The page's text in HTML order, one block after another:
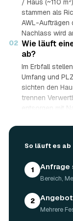
/ Haus (~110
stammen als
AWL-Aufträgen
Nachlass wird
02 Wie läuft
ab?
Im Erbfall
Umfang und
sichten den
trennen
entsorgen mit
entscheiden in
Werden
angerechnet?
Ja.
aus dem
auf den Preis
kann die
nahezu
So läuft es ab
1 Anfrage
Bereich,
2
Mehrere